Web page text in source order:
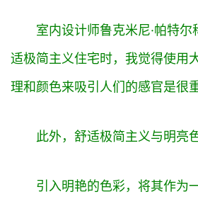
室内设计师鲁克米尼·帕特尔
适极简主义住宅时，我觉得使用
理和颜色来吸引人们的感官是很
此外，舒适极简主义与明亮
引入明艳的色彩，将其作为